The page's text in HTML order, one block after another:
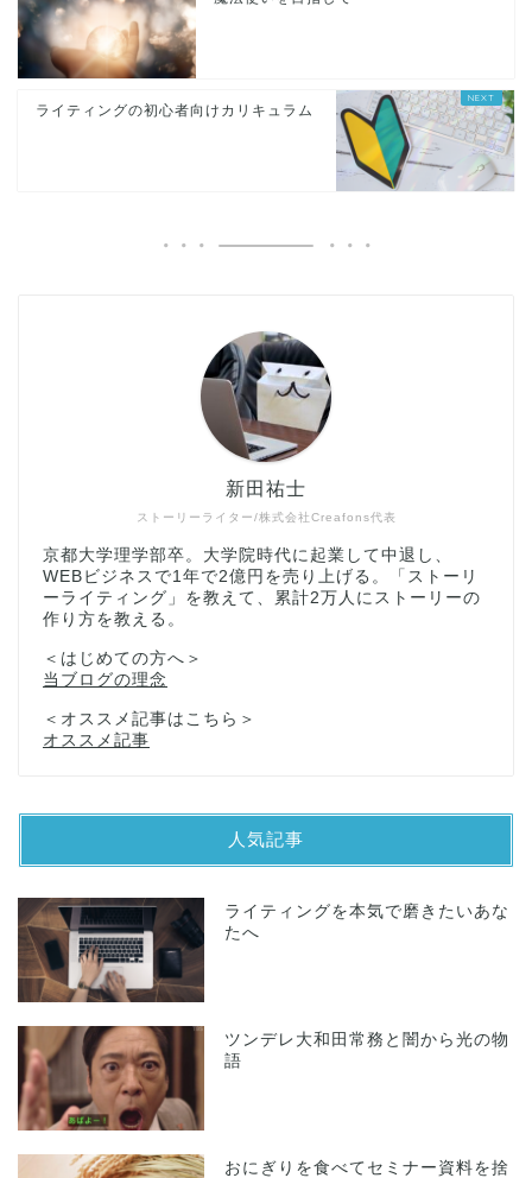
ライティングの初心者向けカリキュラム
ストーリーライター/株式会社Creafons代表
新田祐士
京都大学理学部卒。大学院時代に起業して中退し、
WEBビジネスで1年で2億円を売り上げる。「ストーリ
ーライティング」を教えて、累計2万人にストーリーの
作り方を教える。
＜はじめての方へ＞
当ブログの理念
＜オススメ記事はこちら＞
オススメ記事
人気記事
ライティングを本気で磨きたいあな
たへ
ツンデレ大和田常務と闇から光の物
語
おにぎりを食べてセミナー資料を捨